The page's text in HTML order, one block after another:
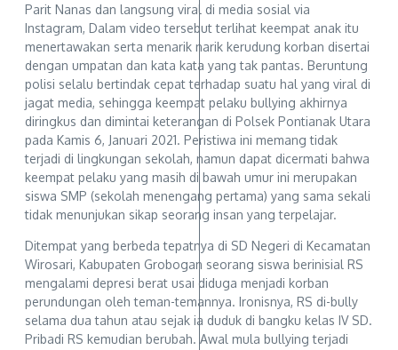
Parit Nanas dan langsung viral di media sosial via
Instagram, Dalam video tersebut terlihat keempat anak itu
menertawakan serta menarik narik kerudung korban disertai
dengan umpatan dan kata kata yang tak pantas. Beruntung
polisi selalu bertindak cepat terhadap suatu hal yang viral di
jagat media, sehingga keempat pelaku bullying akhirnya
diringkus dan dimintai keterangan di Polsek Pontianak Utara
pada Kamis 6, Januari 2021. Peristiwa ini memang tidak
terjadi di lingkungan sekolah, namun dapat dicermati bahwa
keempat pelaku yang masih di bawah umur ini merupakan
siswa SMP (sekolah menengang pertama) yang sama sekali
tidak menunjukan sikap seorang insan yang terpelajar.
Ditempat yang berbeda tepatnya di SD Negeri di Kecamatan
Wirosari, Kabupaten Grobogan seorang siswa berinisial RS
mengalami depresi berat usai diduga menjadi korban
perundungan oleh teman-temannya. Ironisnya, RS di-bully
selama dua tahun atau sejak ia duduk di bangku kelas IV SD.
Pribadi RS kemudian berubah. Awal mula bullying terjadi